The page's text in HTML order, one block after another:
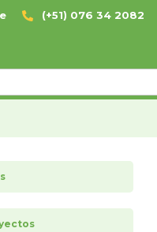
(+51) 076 34 2082